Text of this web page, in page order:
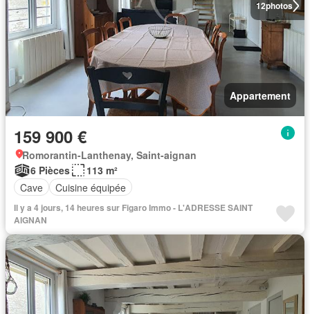
12photos
Appartement
159 900 €
Romorantin-Lanthenay, Saint-aignan
6 Pièces
113 m²
Cave
Cuisine équipée
Il y a 4 jours, 14 heures sur Figaro Immo - L'ADRESSE SAINT
AIGNAN